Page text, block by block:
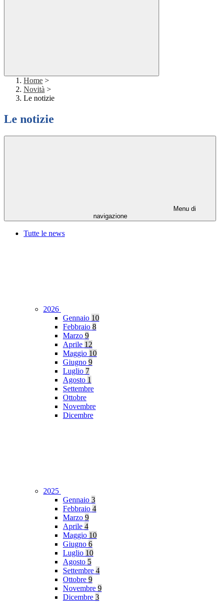
Home >
Novità >
Le notizie
Le notizie
Menu di
navigazione
Tutte le news
2026
Gennaio 10
Febbraio 8
Marzo 9
Aprile 12
Maggio 10
Giugno 9
Luglio 7
Agosto 1
Settembre
Ottobre
Novembre
Dicembre
2025
Gennaio 3
Febbraio 4
Marzo 9
Aprile 4
Maggio 10
Giugno 6
Luglio 10
Agosto 5
Settembre 4
Ottobre 9
Novembre 9
Dicembre 3